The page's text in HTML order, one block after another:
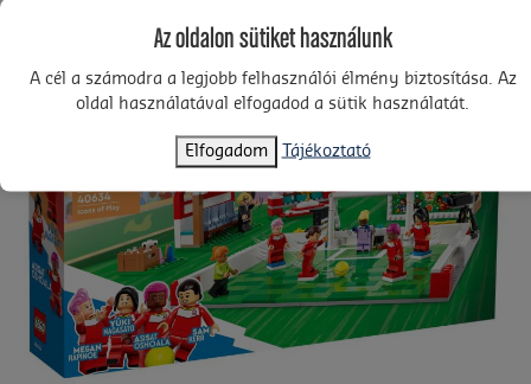
Az oldalon sütiket használunk
A cél a számodra a legjobb felhasználói élmény biztosítása. Az
oldal használatával elfogadod a sütik használatát.
Elfogadom Tájékoztató